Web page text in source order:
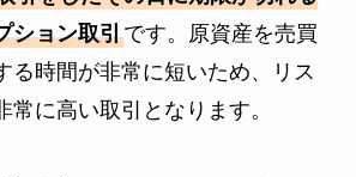
ション取引です。原資産を売買
る時間が非常に短いため、リス
常に高い取引となります。